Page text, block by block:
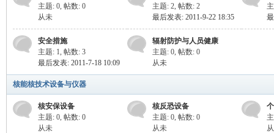
Nu
主题: 0, 帖数: 0
从未
主题: 2, 帖数: 2
最后发表: 2011-9-22 18:35
安全措施
主题: 1, 帖数: 3
最后发表: 2011-7-18 10:09
辐射防护与人员健康
主题: 0, 帖数: 0
从未
核能核技术设备与仪器
核安保设备
主题: 0, 帖数: 0
从未
核反恐设备
主题: 0, 帖数: 0
从未